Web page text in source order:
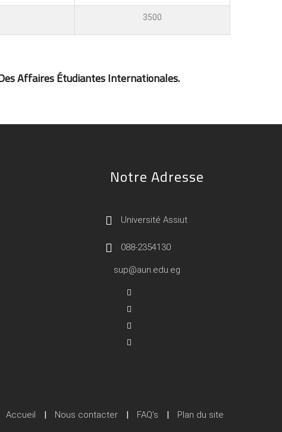
3500
Affaires Étudiantes Internationales.
Notre Adresse
Université Assiut
088-2354130
sup@aun.edu.eg
Accueil | Nous contacter | FAQ's | Plan du site